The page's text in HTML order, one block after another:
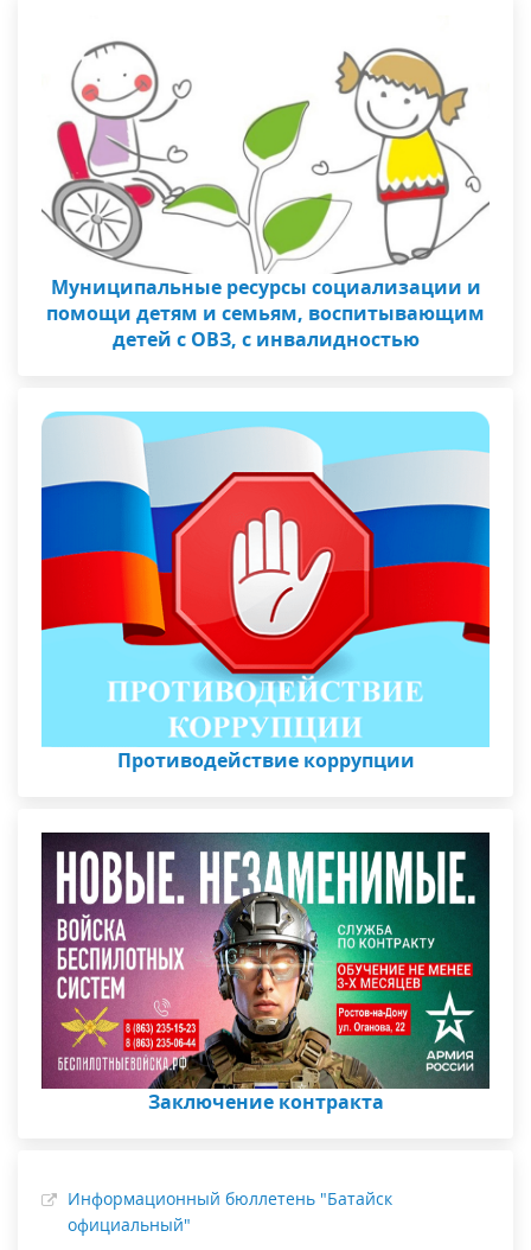
Муниципальные ресурсы социализации и
помощи детям и семьям, воспитывающим
детей с ОВЗ, с инвалидностью
Противодействие коррупции
Заключение контракта
Информационный бюллетень "Батайск
официальный"